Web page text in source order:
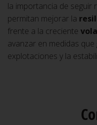
la importancia de
permitan mejorar la
frente a la creciente
avanzar en medidas
explotaciones y la